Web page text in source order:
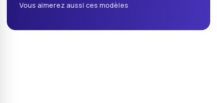
Vous aimerez aussi ces modèles